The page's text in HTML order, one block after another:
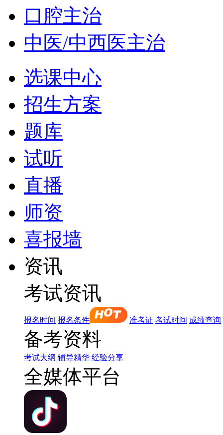
口腔主治
中医/中西医主治
选课中心
招生方案
题库
试听
直播
师资
喜报墙
资讯
考试资讯
报名时间 报名条件 准考证 考试时间 成绩查询
备考资料
考试大纲 辅导精华 经验分享
全媒体平台